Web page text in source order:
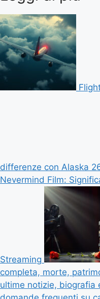
differenze con Alaska
Nevermind Film:
Streaming
completa, morte,
ultime notizie, biografia